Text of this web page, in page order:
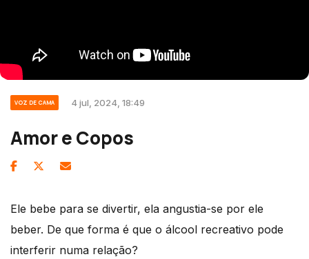
VOZ DE CAMA 4 jul, 2024, 18:49
Amor e Copos
Ele bebe para se divertir, ela angustia-se por ele
beber. De que forma é que o álcool recreativo pode
interferir numa relação?